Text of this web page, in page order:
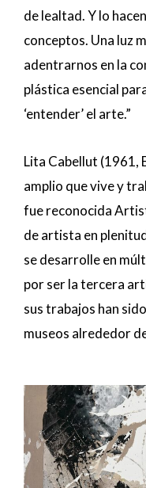
de lealtad. Y lo
conceptos. Una luz
adentrarnos en la
plástica esencial
‘entender’ el arte.”
Lita Cabellut (1961,
amplio que vive y
fue reconocida
de artista en
se desarrolle en
por ser la tercera
sus trabajos han
museos alrededor